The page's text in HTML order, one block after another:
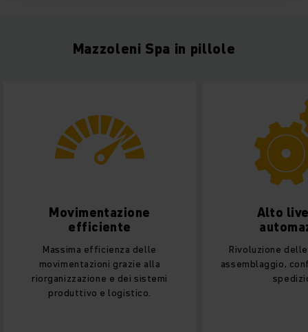
Mazzoleni Spa in pillole
delle
grazie alla
e dei sistemi
logistico.
Rivoluzione delle operazioni di
assemblaggio, confezionamento e